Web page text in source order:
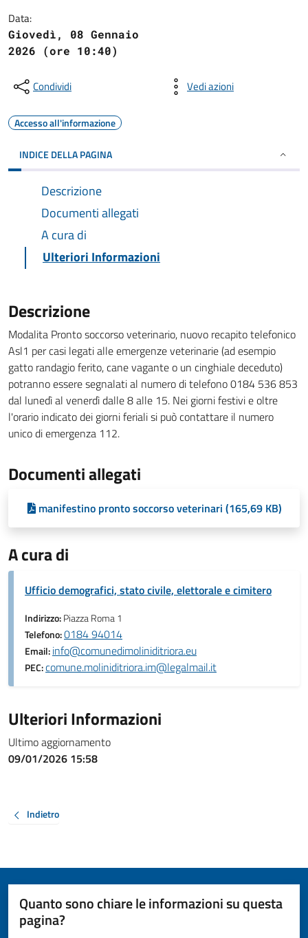
Data:
Giovedì, 08 Gennaio
2026 (ore 10:40)
Condividi Vedi azioni
Accesso all'informazione
INDICE DELLA PAGINA
Descrizione
Documenti allegati
A cura di
Ulteriori Informazioni
Descrizione
Modalita Pronto soccorso veterinario, nuovo recapito telefonico
Asl1 per casi legati alle emergenze veterinarie (ad esempio
gatto randagio ferito, cane vagante o un cinghiale deceduto)
potranno essere segnalati al numero di telefono 0184 536 853
dal lunedì al venerdì dalle 8 alle 15. Nei giorni festivi e oltre
l'orario indicato dei giorni feriali si può contattare il numero
unico di emergenza 112.
Documenti allegati
manifestino pronto soccorso veterinari (165,69 KB)
A cura di
Ufficio demografici, stato civile, elettorale e cimitero
Indirizzo:Piazza Roma 1
Telefono:0184 94014
Email:info@comunedimoliniditriora.eu
PEC:comune.moliniditriora.im@legalmail.it
Ulteriori Informazioni
Ultimo aggiornamento
09/01/2026 15:58
Indietro
Quanto sono chiare le informazioni su questa
pagina?